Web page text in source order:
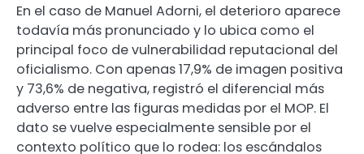
En el caso de Manuel Adorni, el deterioro aparece
todavía más pronunciado y lo ubica como el
principal foco de vulnerabilidad reputacional del
oficialismo. Con apenas 17,9% de imagen positiva
y 73,6% de negativa, registró el diferencial más
adverso entre las figuras medidas por el MOP. El
dato se vuelve especialmente sensible por el
contexto político que lo rodea: los escándalos